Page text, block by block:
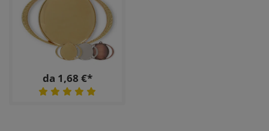
da 1,68 €*